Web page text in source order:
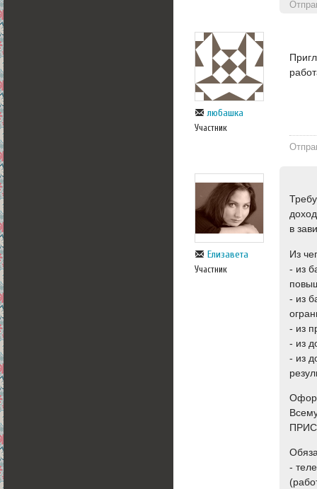
любашка
Участник
Елизавета
Участник
в
Из
- из
- из
- из
- из
- из
-